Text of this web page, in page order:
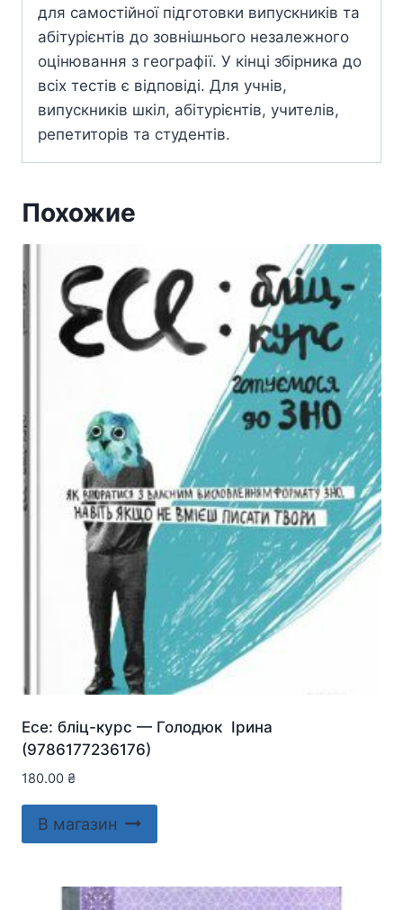
для самостійної підготовки випускників та
абітурієнтів до зовнішнього незалежного
оцінювання з географії. У кінці збірника до
всіх тестів є відповіді. Для учнів,
випускників шкіл, абітурієнтів, учителів,
репетиторів та студентів.
Похожие
Есе: бліц-курс — Голодюк Ірина
(9786177236176)
180.00 ₴
В магазин